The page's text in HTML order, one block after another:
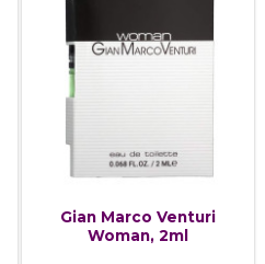
Gian Marco Venturi
Woman, 2ml